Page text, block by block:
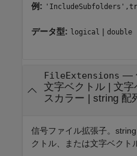
例:
データ型: logical | double
FileExtensions —
文字ベクトル| 文字
スカラー
string 配
信号ファイル拡張子。
クトル、または文字ベクト